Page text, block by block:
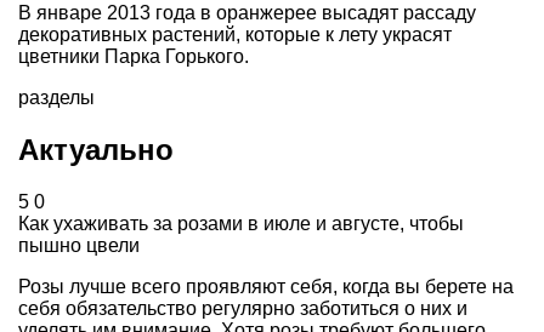
В январе 2013 года в оранжерее высадят рассаду
декоративных растений, которые к лету украсят
цветники Парка Горького.
разделы
Актуально
5 0
Как ухаживать за розами в июле и августе, чтобы
пышно цвели
Розы лучше всего проявляют себя, когда вы берете на
себя обязательство регулярно заботиться о них и